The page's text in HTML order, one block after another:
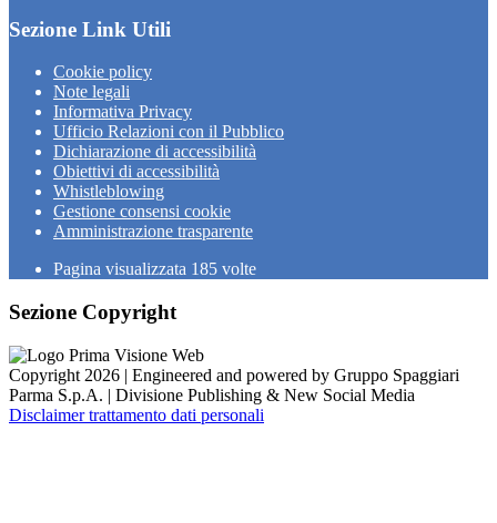
Sezione Link Utili
Cookie policy
Note legali
Informativa Privacy
Ufficio Relazioni con il Pubblico
Dichiarazione di accessibilità
Obiettivi di accessibilità
Whistleblowing
Gestione consensi cookie
Amministrazione trasparente
Pagina visualizzata 185 volte
Sezione Copyright
Copyright 2026 | Engineered and powered by Gruppo Spaggiari
Parma S.p.A. | Divisione Publishing & New Social Media
Disclaimer trattamento dati personali